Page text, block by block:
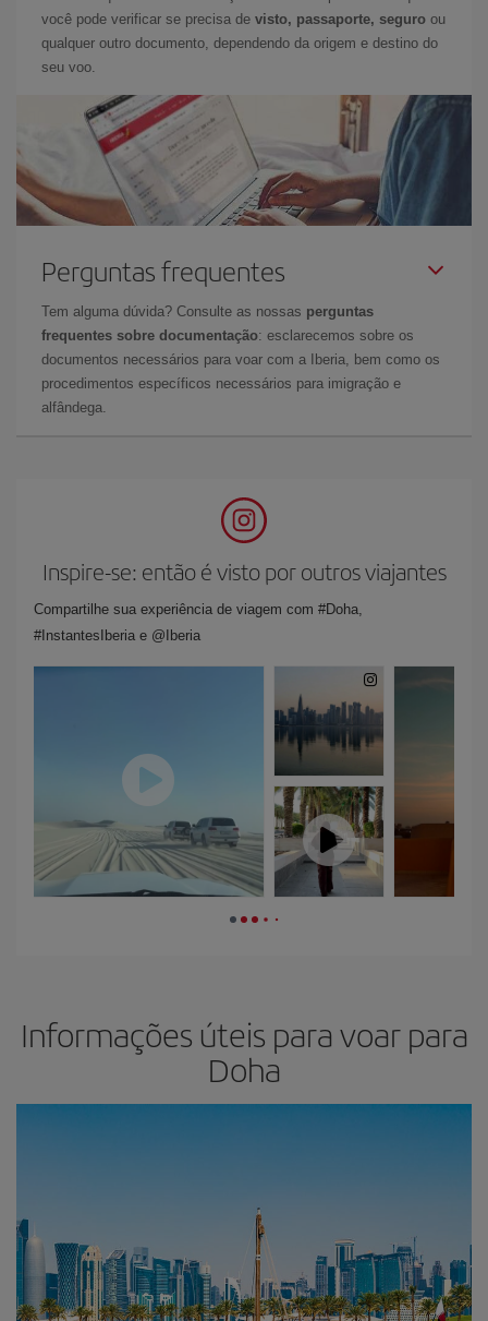
você pode verificar se precisa de visto, passaporte, seguro ou
qualquer outro documento, dependendo da origem e destino do
seu voo.
Perguntas frequentes
Tem alguma dúvida? Consulte as nossas perguntas
frequentes sobre documentação: esclarecemos sobre os
documentos necessários para voar com a Iberia, bem como os
procedimentos específicos necessários para imigração e
alfândega.
Inspire-se: então é visto por outros viajantes
Compartilhe sua experiência de viagem com #Doha,
#InstantesIberia e @Iberia
Informações úteis para voar para
Doha